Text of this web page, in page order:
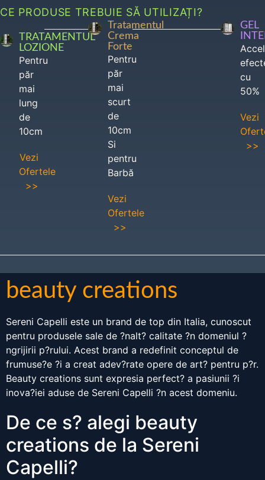
CE PRODUSE TREBUIE SĂ UTILIZAȚI?
TRATAMENTUL
LOZIONE
Pentru
păr
mai
lung
de
10cm
Vezi
Ofertele
>>
Tratamentul
Crema
Forte
Pentru
păr
mai
scurt
de
10cm
Si
pentru
Barbă
Vezi
Ofertele
>>
GEL
cu
50%
Vezi
>>
beauty creations
Sereni Capelli este un brand de top din Italia, cunoscut
pentru produsele sale de ?nalt? calitate ?n domeniul ?
ngrijirii p?rului. Acest brand a redefinit conceptul de
frumuse?e ?i a creat adev?rate opere de art? pentru p?r.
Beauty creations sunt expresia perfect? a pasiunii ?i
inova?iei aduse de Sereni Capelli ?n acest domeniu.
De ce s? alegi beauty
creations de la Sereni
Capelli?